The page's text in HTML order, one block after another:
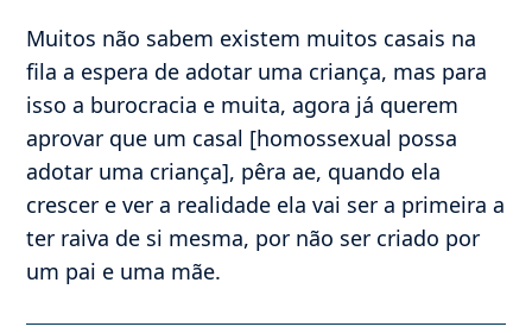
Muitos não sabem existem muitos casais na
fila a espera de adotar uma criança, mas para
isso a burocracia e muita, agora já querem
aprovar que um casal [homossexual possa
adotar uma criança], pêra ae, quando ela
crescer e ver a realidade ela vai ser a primeira a
ter raiva de si mesma, por não ser criado por
um pai e uma mãe.